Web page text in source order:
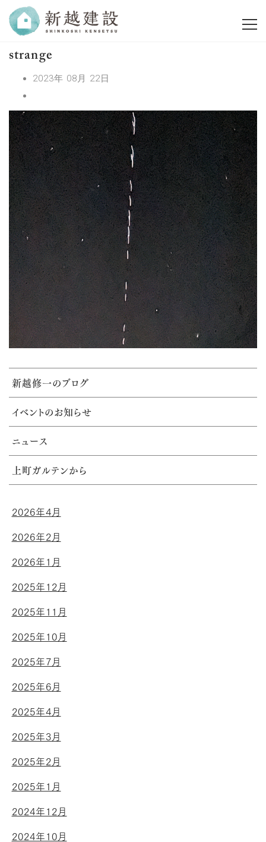
strange
2023年 08月 22日
新越修一のブログ
イベントのお知らせ
ニュース
上町ガルテンから
2026年4月
2026年2月
2026年1月
2025年12月
2025年11月
2025年10月
2025年7月
2025年6月
2025年4月
2025年3月
2025年2月
2025年1月
2024年12月
2024年10月